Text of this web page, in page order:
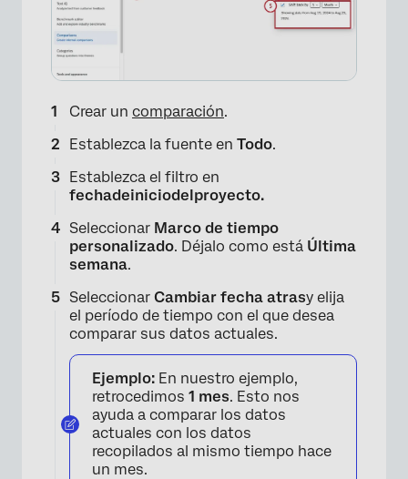
Crear un comparación.
Establezca la fuente en Todo.
Establezca el filtro en
fechadeiniciodelproyecto.
Seleccionar Marco de tiempo
personalizado. Déjalo como está Última
semana.
Seleccionar Cambiar fecha atrasy elija
el período de tiempo con el que desea
comparar sus datos actuales.
Ejemplo: En nuestro ejemplo,
retrocedimos 1 mes. Esto nos
ayuda a comparar los datos
actuales con los datos
recopilados al mismo tiempo hace
un mes.